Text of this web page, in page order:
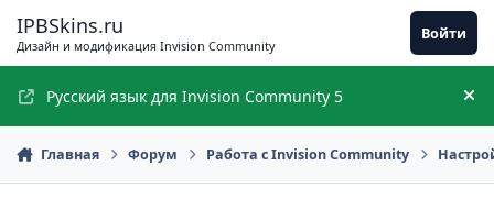
IPBSkins.ru
Дизайн и модификация Invision Community
Войти
Русский язык для Invision Community 5
Главная Форум Работа с Invision Community